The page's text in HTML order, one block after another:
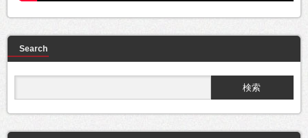
Search